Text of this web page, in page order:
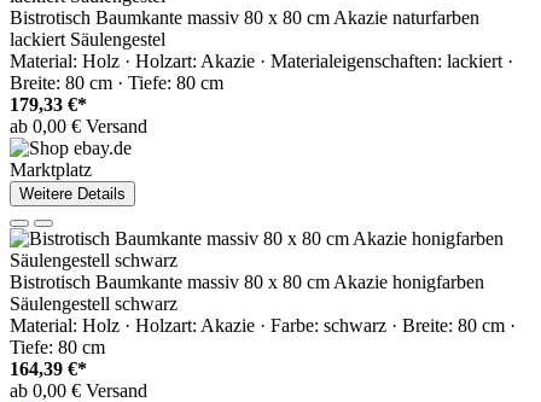
Bistrotisch Baumkante massiv 80 x 80 cm Akazie naturfarben
lackiert Säulengestel
Material: Holz · Holzart: Akazie · Materialeigenschaften: lackiert ·
Breite: 80 cm · Tiefe: 80 cm
179,33 €*
ab 0,00 € Versand
Marktplatz
Weitere Details
Bistrotisch Baumkante massiv 80 x 80 cm Akazie honigfarben
Säulengestell schwarz
Material: Holz · Holzart: Akazie · Farbe: schwarz · Breite: 80 cm ·
Tiefe: 80 cm
164,39 €*
ab 0,00 € Versand